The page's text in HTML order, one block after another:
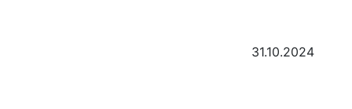
31.10.2024